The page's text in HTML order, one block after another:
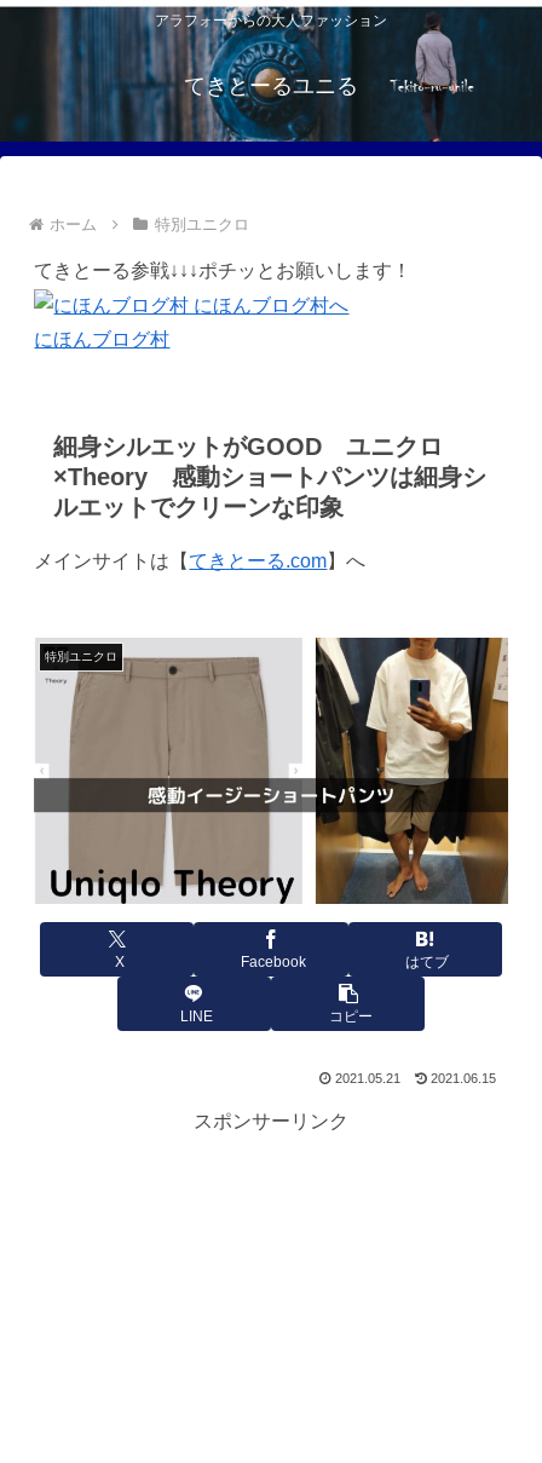
アラフォーからの大人ファッション
てきとーるユニる
ホーム 特別ユニクロ
てきとーる参戦↓↓↓ポチッとお願いします！
にほんブログ村
細身シルエットがGOOD ユニクロ
×Theory 感動ショートパンツは細身シ
ルエットでクリーンな印象
メインサイトは【てきとーる.com】へ
特別ユニクロ
X Facebook はてブ
LINE コピー
2021.05.21 2021.06.15
スポンサーリンク